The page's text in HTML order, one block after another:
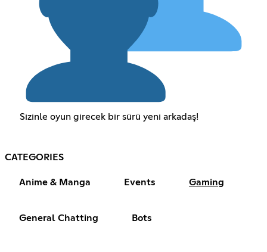
Sizinle oyun girecek bir sürü yeni arkadaş!
CATEGORIES
Anime & Manga Events Gaming
General Chatting Bots